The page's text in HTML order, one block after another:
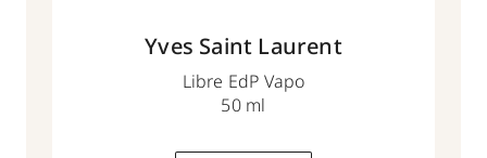
Yves Saint Laurent
Libre EdP Vapo
50 ml